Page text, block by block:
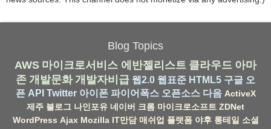
Blog Topics
AWS 마이크로서비스 에반젤리스트 클라우드 아마
존 개발문화 개발자비급 웹2.0 웹표준 HTML5 구글 오
픈 API Twitter 아이폰 파이어폭스 오픈소스 다음 ActiveX
제주 블로그 나인포유 네이버 크롬 마이크로소프트 ZDNet
WordPress Ajax Mozilla IT만담 매쉬업 플랫폼 야후 롱테일 소셜